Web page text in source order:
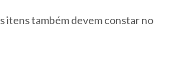
itens também devem constar no